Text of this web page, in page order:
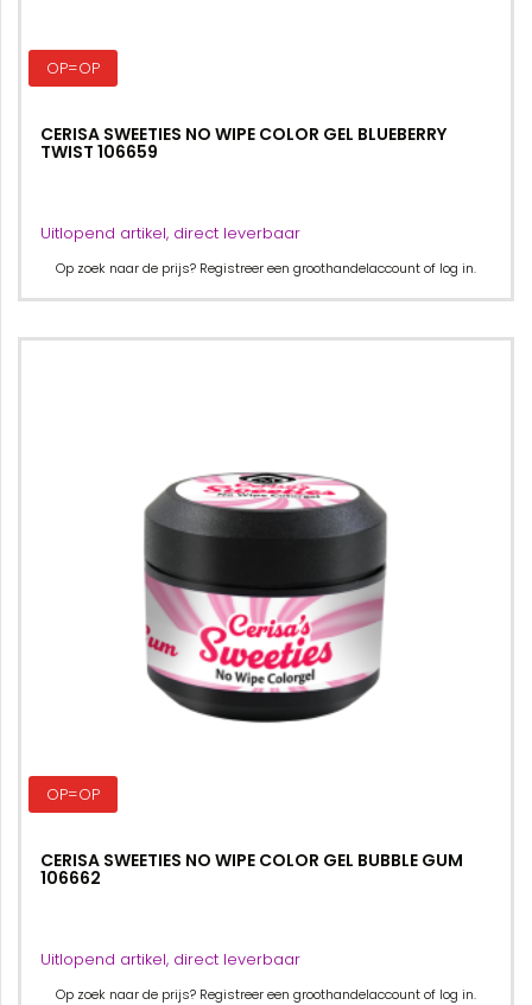
OP=OP
CERISA SWEETIES NO WIPE COLOR GEL BLUEBERRY
TWIST 106659
Uitlopend artikel, direct leverbaar
Op zoek naar de prijs? Registreer een groothandelaccount of log in.
OP=OP
CERISA SWEETIES NO WIPE COLOR GEL BUBBLE GUM
106662
Uitlopend artikel, direct leverbaar
Op zoek naar de prijs? Registreer een groothandelaccount of log in.